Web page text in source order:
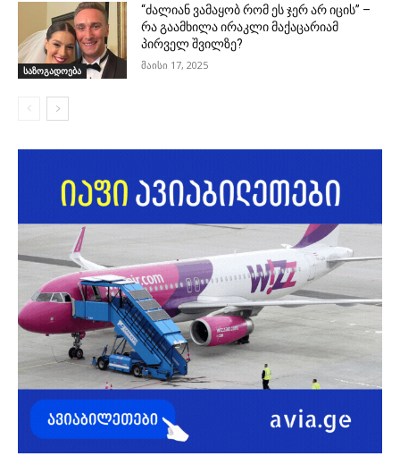
საზოგადოება
“ძალიან ვამაყობ რომ ეს ჯერ არ იცის” –
რა გაამხილა ირაკლი მაქაცარიამ
პირველ შვილზე?
მაისი 17, 2025